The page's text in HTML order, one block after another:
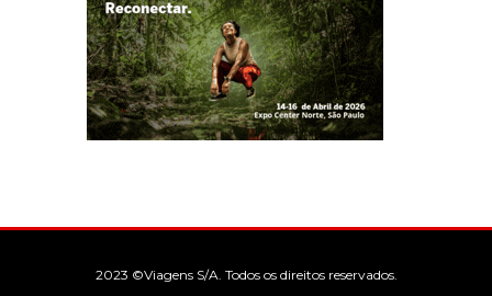
2023 ©Viagens S/A. Todos os direitos reservados.